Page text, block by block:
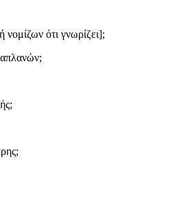
ότι γνωρίζει];